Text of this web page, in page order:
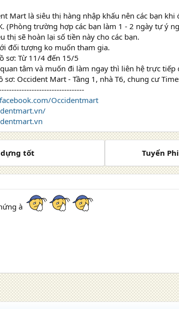
Mart là siêu thị hàng nhập khấu nên các bạn
(Phòng trường hợp các bạn làm 1 - 2 ngày tự ý
thị sẽ hoàn lại số tiền này cho các bạn.
đối tượng ko muốn tham gia.
sơ: Từ 11/4 đến 15/5
tâm và muốn đi làm ngay thì liên hệ trực
Occident Mart - Tầng 1, nhà T6, chung cư
Occidentmart
dựng tốt Tuyển
à